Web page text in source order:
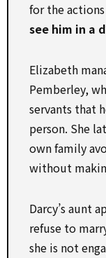
for the actions
see him in a
Elizabeth
Pemberley,
servants that
person. She
own family
without
Darcy’s aunt
refuse to
she is not